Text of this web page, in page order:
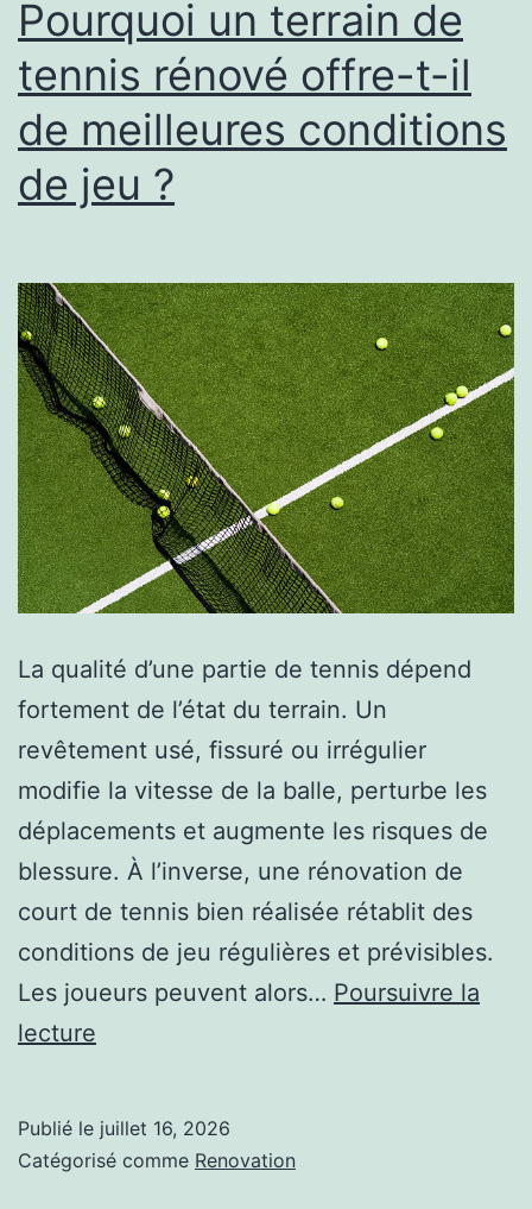
Pourquoi un terrain de
tennis rénové offre-t-il
de meilleures conditions
de jeu ?
La qualité d’une partie de tennis dépend
fortement de l’état du terrain. Un
revêtement usé, fissuré ou irrégulier
modifie la vitesse de la balle, perturbe les
déplacements et augmente les risques de
blessure. À l’inverse, une rénovation de
court de tennis bien réalisée rétablit des
conditions de jeu régulières et prévisibles.
Les joueurs peuvent alors… Poursuivre la
lecture
de
Publié le juillet 16, 2026
Catégorisé comme Renovation